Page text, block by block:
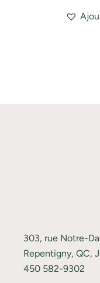
303, rue Notre-
Repentigny, QC,
450 582-9302